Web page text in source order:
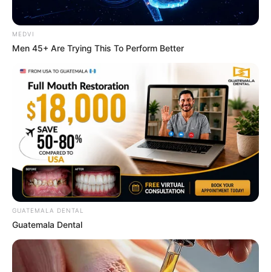
This New Will Give You An Erection After +45
MEDVI
Man Teaches Lesson To Seat-Kicking Kid And Mom –
Watch!
BUZZDAY
Polar Bear Approaches Fishermen - Watch
MEDVI
Men 45+ Are Trying This To Perform Better
GUATEMALA DENTAL
Guatemala Dental